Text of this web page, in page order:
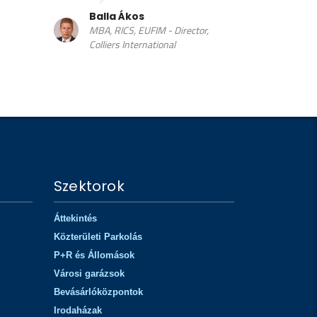
Partner, Elektromotive Hungária
Kft.
Szektorok
Áttekintés
Közterületi Parkolás
P+R és Állomások
Városi garázsok
Bevásárlóközpontok
Irodaházak